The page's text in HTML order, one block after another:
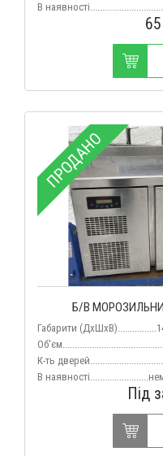
В
ПРОДАНО
Б/В МОРОЗИЛЬНИЙ
Габарити
К-ть дверей...........
В
Під